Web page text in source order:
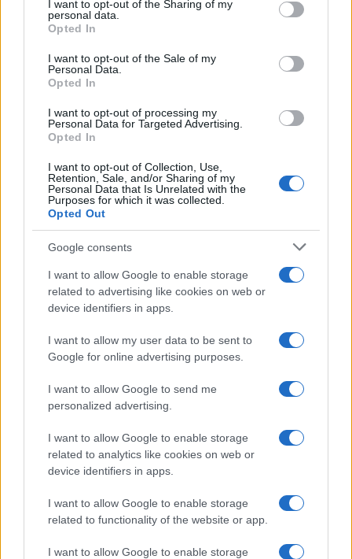
I want to opt-out of the Sharing of my
personal data.
Opted In
I want to opt-out of the Sale of my
Personal Data.
Opted In
I want to opt-out of processing my
Personal Data for Targeted Advertising.
Opted In
I want to opt-out of Collection, Use,
Retention, Sale, and/or Sharing of my
Personal Data that Is Unrelated with the
Purposes for which it was collected.
Opted Out
Google consents
I want to allow Google to enable storage
related to advertising like cookies on web or
device identifiers in apps.
I want to allow my user data to be sent to
Google for online advertising purposes.
I want to allow Google to send me
personalized advertising.
I want to allow Google to enable storage
related to analytics like cookies on web or
device identifiers in apps.
I want to allow Google to enable storage
related to functionality of the website or app.
I want to allow Google to enable storage
palestinesi?
18:52 L’Europa ci ripensa: niente riciclo, ma riuso.
19:25 Manovra: Italia promossa.
84
Leggi i commenti
SEDUTE SATIRICHE
Vai all'archivio delle vignette